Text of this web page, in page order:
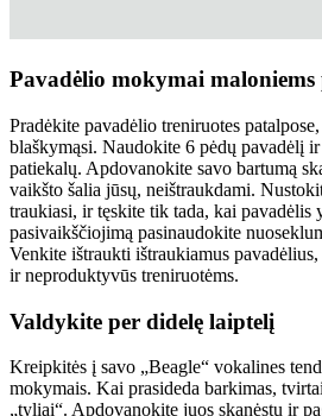
Pavadėlio mokymai
Pradėkite pavadėlio treniruotes
blaškymąsi. Naudokite 6 pėdų pavadėlį
patiekalų. Apdovanokite savo bartumą
vaikšto šalia jūsų, neištraukdami.
traukiasi, ir tęskite tik tada, kai pavadėlis
pasivaikščiojimą pasinaudokite
Venkite ištraukti ištraukiamus
ir neproduktyvūs treniruotėms.
Valdykite per didelę laiptelį
Kreipkitės į savo „Beagle“ vokalines
mokymais. Kai prasideda barkimas,
„tyliai“. Apdovanokite juos skanėstu ir